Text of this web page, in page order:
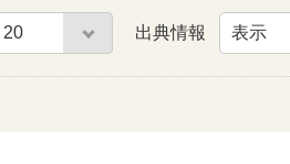
出典情報